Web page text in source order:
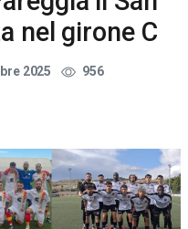
nel girone C
2025 956